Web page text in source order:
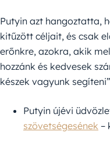
Putyin azt hangoztatta,
kitűzött céljait, és csak
erőnkre, azokra, akik
hozzánk és kedvesek
készek vagyunk
Putyin újévi
szövetségesének –